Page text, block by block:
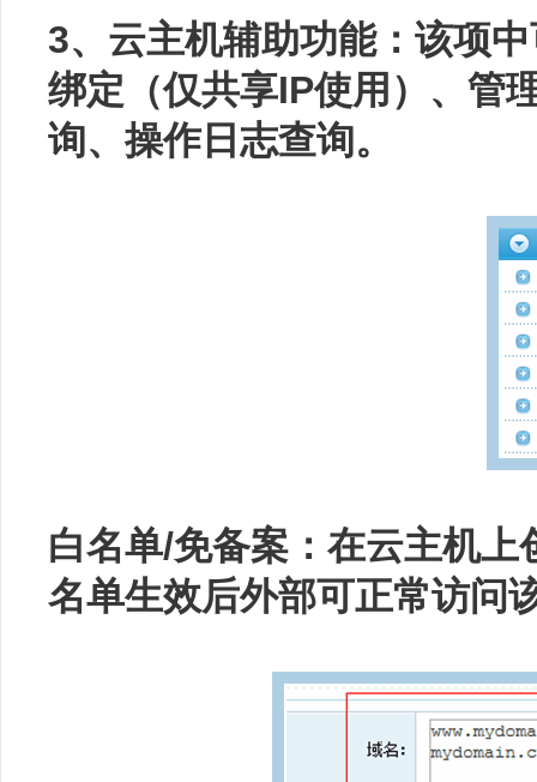
3、云主机辅助功能：该项
绑定（仅共享IP使用）、管
询、操作日志查询。
白名单/免备案：在云主机
名单生效后外部可正常访问